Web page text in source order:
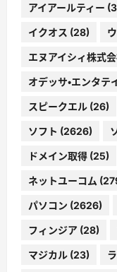
アイアールティー
イクオス (28)
エヌアイシィ株式
オデッサ・エンタテ
スピークエル (26)
ソフト (2626)
ドメイン取得 (25)
ネットユーコム
パソコン (2626)
フィンジア (28)
マジカル (23)